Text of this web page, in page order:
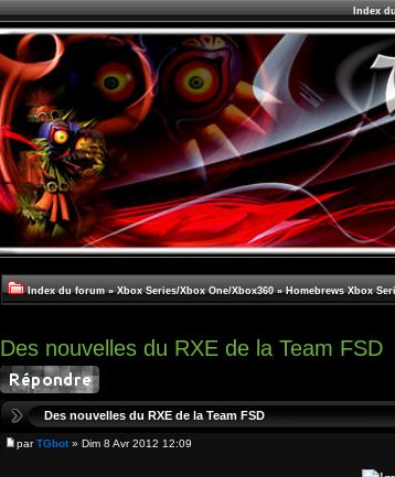
Index
Index du forum » Xbox Series/Xbox One/Xbox360 » Homebrews Xbox
Des nouvelles du RXE de la Team FSD
Des nouvelles du RXE de la Team FSD
parTGbot» Dim 8 Avr 2012 12:09